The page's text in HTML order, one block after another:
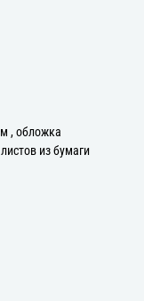
, обложка
из бумаги